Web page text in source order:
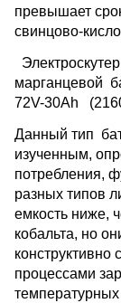
превышает
свинцово-
марганцевой
72V-30Ah
Данный тип
изученным,
потребления,
разных типов
емкость ниже,
кобальта, но
процессами